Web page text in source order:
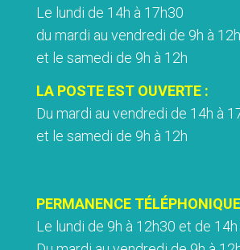
Le lundi de 14h à 17h30
du mardi au vendredi de 9h à
et le samedi de 9h à 12h
LA POSTE EST OUVERTE :
Du mardi au vendredi de 14h à
et le samedi de 9h à 12h
PERMANENCE
Le lundi de 9h à 12h30 et de